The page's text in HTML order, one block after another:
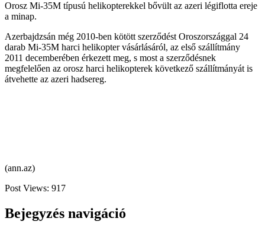
Orosz Mi-35M típusú helikopterekkel bővült az azeri légiflotta ereje
a minap.
Azerbajdzsán még 2010-ben kötött szerződést Oroszországgal 24
darab Mi-35M harci helikopter vásárlásáról, az első szállítmány
2011 decemberében érkezett meg, s most a szerződésnek
megfelelően az orosz harci helikopterek következő szállítmányát is
átvehette az azeri hadsereg.
(ann.az)
Post Views: 917
Bejegyzés navigáció